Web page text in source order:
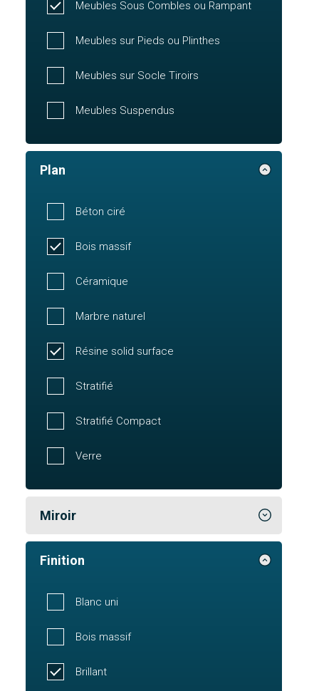
Meubles Sous Combles ou Rampant
Meubles sur Pieds ou Plinthes
Meubles sur Socle Tiroirs
Meubles Suspendus
Plan
Béton ciré
Bois massif
Céramique
Marbre naturel
Résine solid surface
Stratifié
Stratifié Compact
Verre
Miroir
Finition
Blanc uni
Bois massif
Brillant